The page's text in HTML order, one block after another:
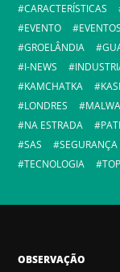
CARACTERÍSTICAS
EVENTO
EVENTOS
GROELÂNDIA
I-NEWS
KAMCHATKA
LONDRES
NA ESTRADA
SAS
TECNOLOGIA
OBSERVAÇÃO